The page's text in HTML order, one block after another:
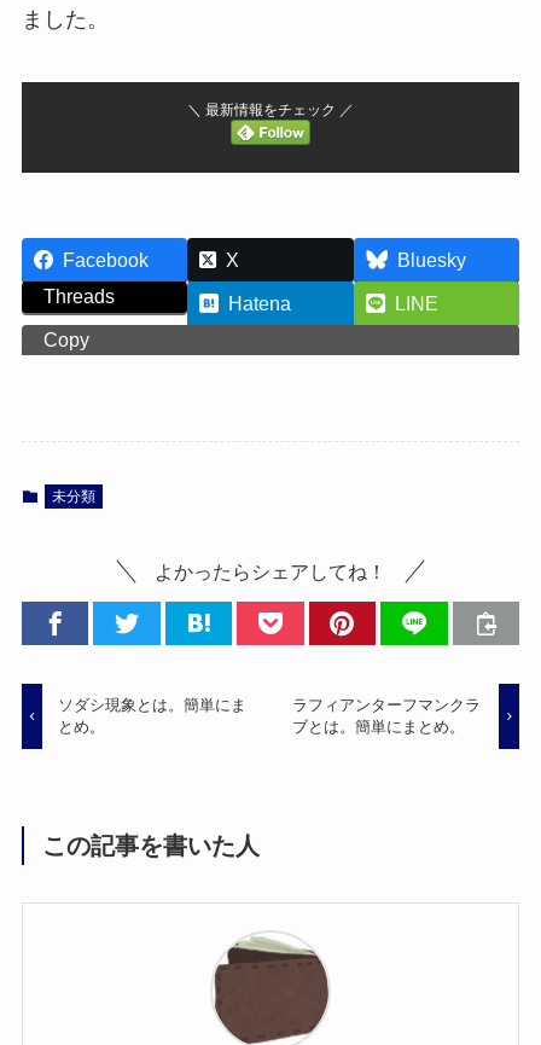
ました。
＼ 最新情報をチェック ／
Facebook X
Bluesky
Threads
Hatena
LINE
Copy
未分類
よかったらシェアしてね！
ソダシ現象とは。簡単にま
とめ。
ラフィアンターフマンクラ
ブとは。簡単にまとめ。
この記事を書いた人